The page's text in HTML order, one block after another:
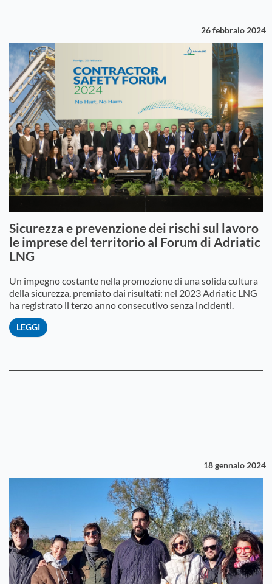
26 febbraio 2024
Sicurezza e prevenzione dei rischi sul lavoro
le imprese del territorio al Forum di Adriatic
LNG
Un impegno costante nella promozione di una solida cultura
della sicurezza, premiato dai risultati: nel 2023 Adriatic LNG
ha registrato il terzo anno consecutivo senza incidenti.
LEGGI
18 gennaio 2024